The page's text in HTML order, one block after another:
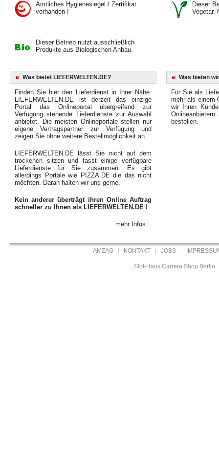
Amtliches Hygienesiegel / Zertifikat
vorhanden !
Dieser
Vegetar.
Dieser Betrieb nutzt ausschließlich
Produkte aus Biologischen Anbau.
Was bietet LIEFERWELTEN.DE?
Finden Sie hier den Lieferdienst in Ihrer Nähe.
LIEFERWELTEN.DE ist derzeit das einzige
Portal das Onlineportal übergreifend zur
Verfügung stehende Lieferdienste zur Auswahl
anbietet. Die meisten Onlineportale stellen nur
eigene Vertragspartner zur Verfügung und
zeigen Sie ohne weitere Bestellmöglichkeit an.
LIEFERWELTEN.DE lässt Sie nicht auf dem
trockenen sitzen und fasst einige verfügbare
Lieferdienste für Sie zusammen. Es gibt
allerdings Portale wie PIZZA.DE die das nicht
möchten. Daran halten wir uns gerne.
Kein anderer überträgt ihren Online Auftrag
schneller zu Ihnen als LIEFERWELTEN.DE !
mehr Infos...
Was bieten
Für Sie als
mehr als einem
wir Ihren
bestellen.
AMZAG KONTAKT JOBS
Slot-Haus Carrera Shop Berlin